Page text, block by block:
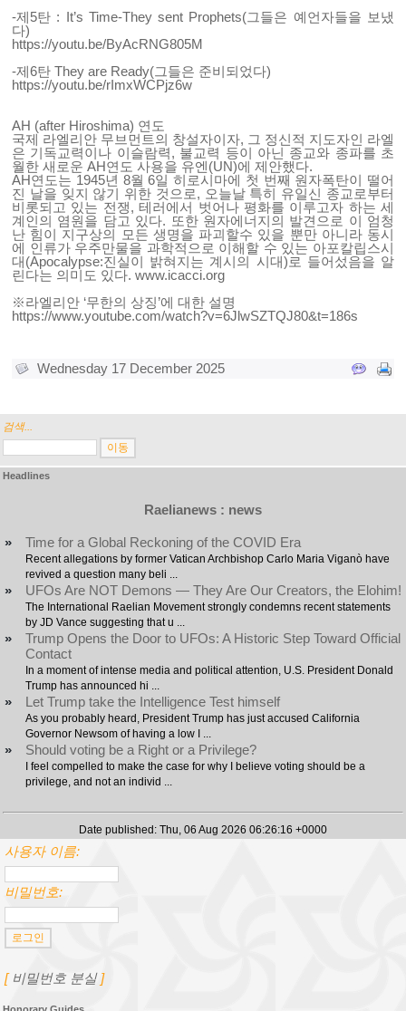
검색...
Headlines
Raelianews : news
» Time for a Global Reckoning of the COVID Era
Recent allegations by former Vatican Archbishop Carlo Maria Viganò have
revived a question many beli ...
» UFOs Are NOT Demons — They Are Our Creators, the Elohim!
The International Raelian Movement strongly condemns recent statements
by JD Vance suggesting that u ...
»
Trump Opens the Door to UFOs: A Historic Step Toward Official
Contact
In a moment of intense media and political attention, U.S. President Donald
Trump has announced hi ...
» Let Trump take the Intelligence Test himself
As you probably heard, President Trump has just accused California
Governor Newsom of having a low I ...
» Should voting be a Right or a Privilege?
I feel compelled to make the case for why I believe voting should be a
privilege, and not an individ ...
Date published: Thu, 06 Aug 2026 06:26:16 +0000
-제5탄 : It’s Time-They sent Prophets(그들은 예언자들을 보냈
다)
https://youtu.be/ByAcRNG805M
-제6탄 They are Ready(그들은 준비되었다)
https://youtu.be/rImxWCPjz6w
AH (after Hiroshima) 연도
국제 라엘리안 무브먼트의 창설자이자, 그 정신적 지도자인 라엘
은 기독교력이나 이슬람력, 불교력 등이 아닌 종교와 종파를 초
월한 새로운 AH연도 사용을 유엔(UN)에 제안했다.
AH연도는 1945년 8월 6일 히로시마에 첫 번째 원자폭탄이 떨어
진 날을 잊지 않기 위한 것으로, 오늘날 특히 유일신 종교로부터
비롯되고 있는 전쟁, 테러에서 벗어나 평화를 이루고자 하는 세
계인의 염원을 담고 있다. 또한 원자에너지의 발견으로 이 엄청
난 힘이 지구상의 모든 생명을 파괴할수 있을 뿐만 아니라 동시
에 인류가 우주만물을 과학적으로 이해할 수 있는 아포칼립스시
대(Apocalypse:진실이 밝혀지는 계시의 시대)로 들어섰음을 알
린다는 의미도 있다. www.icacci.org
※라엘리안 ‘무한의 상징’에 대한 설명
https://www.youtube.com/watch?v=6JlwSZTQJ80&t=186s
Wednesday 17 December 2025
사용자 이름:
비밀번호:
[ 비밀번호 분실]